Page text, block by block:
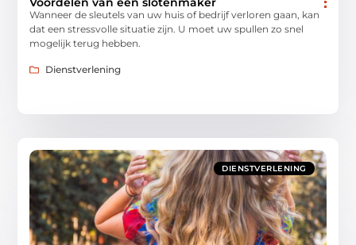
Wanneer de sleutels van uw huis of bedrijf verloren gaan, kan
dat een stressvolle situatie zijn. U moet uw spullen zo snel
mogelijk terug hebben.
Dienstverlening
DIENSTVERLENING